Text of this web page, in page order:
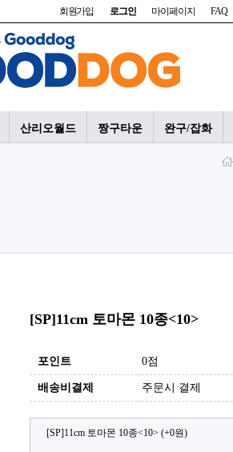
회원가입 로그인 마이페이지 FAQ
산리오월드 짱구타운 완구/잡화
[SP]11cm 토마몬 10종<10>
포인트 0점
배송비결제 주문시 결제
[SP]11cm 토마몬 10종<10> (+0원)